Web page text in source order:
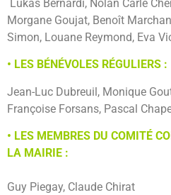
Lukas Bernardi, Nolan Carle
Morgane Goujat, Benoît
Simon, Louane Reymond, Eva
• LES BÉNÉVOLES RÉGULIERS :
Jean-Luc Dubreuil, Monique
Françoise Forsans, Pascal
• LES MEMBRES DU COMITÉ
LA MAIRIE :
Guy Piegay, Claude Chirat